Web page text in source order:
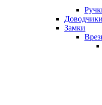
Доводчики
Замки